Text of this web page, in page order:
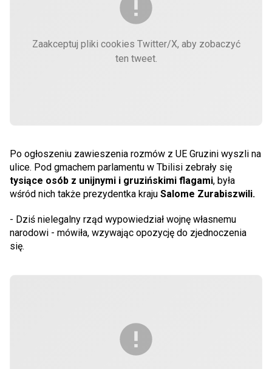
Zaakceptuj pliki cookies Twitter/X, aby zobaczyć
ten tweet.
Po ogłoszeniu zawieszenia rozmów z UE Gruzini wyszli na
ulice. Pod gmachem parlamentu w Tbilisi zebrały się
tysiące osób z unijnymi i gruzińskimi flagami, była
wśród nich także prezydentka kraju Salome Zurabiszwili.
- Dziś nielegalny rząd wypowiedział wojnę własnemu
narodowi - mówiła, wzywając opozycję do zjednoczenia
się.